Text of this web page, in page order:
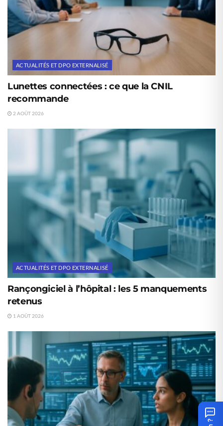
ACTUALITÉS ET DPO EXTERNALISÉ
Lunettes connectées : ce que la CNIL
recommande
2 AOÛT 2026
ACTUALITÉS ET DPO EXTERNALISÉ
Rançongiciel à l’hôpital : les 5 manquements
retenus
1 AOÛT 2026